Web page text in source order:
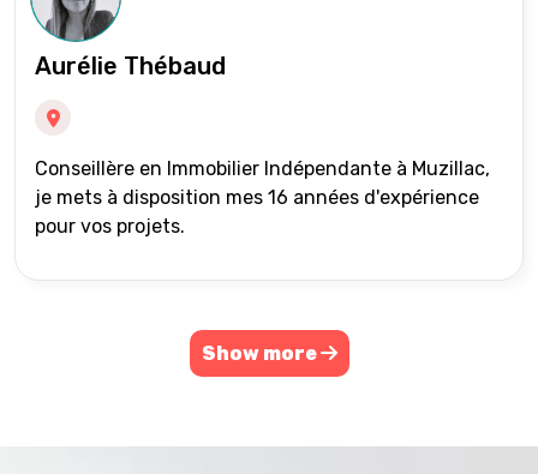
Aurélie Thébaud
Conseillère en Immobilier Indépendante à Muzillac,
je mets à disposition mes 16 années d'expérience
pour vos projets.
Show more